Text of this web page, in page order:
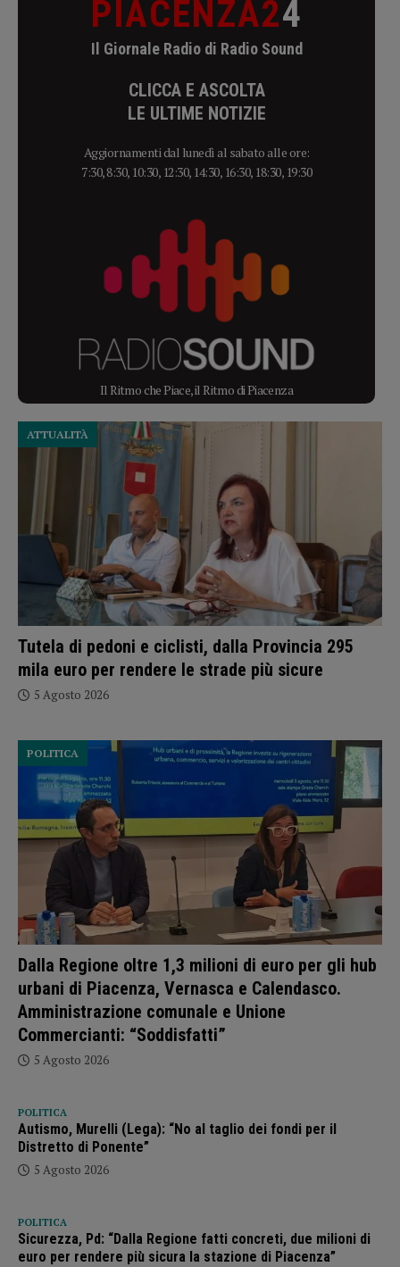
PIACENZA24
Il Giornale Radio di Radio Sound
CLICCA E ASCOLTA
LE ULTIME NOTIZIE
Aggiornamenti dal lunedì al sabato alle ore:
7:30, 8:30, 10:30, 12:30, 14:30, 16:30, 18:30, 19:30
Il Ritmo che Piace, il Ritmo di Piacenza
Tutela di pedoni e ciclisti, dalla Provincia 295
mila euro per rendere le strade più sicure
ATTUALITÀ
5 Agosto 2026
Dalla Regione oltre 1,3 milioni di euro per gli hub
urbani di Piacenza, Vernasca e Calendasco.
Amministrazione comunale e Unione
Commercianti: “Soddisfatti”
POLITICA
5 Agosto 2026
POLITICA
Autismo, Murelli (Lega): “No al taglio dei fondi per il
Distretto di Ponente”
5 Agosto 2026
POLITICA
Sicurezza, Pd: “Dalla Regione fatti concreti, due milioni di
euro per rendere più sicura la stazione di Piacenza”